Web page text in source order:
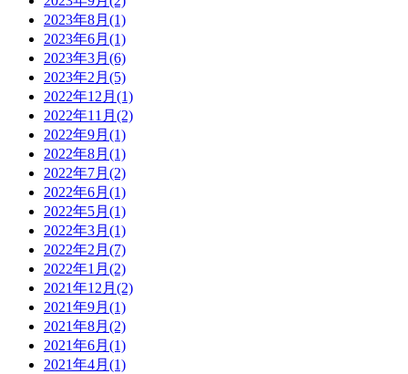
2023年8月 (1)
2023年6月 (1)
2023年3月 (6)
2023年2月 (5)
2022年12月 (1)
2022年11月 (2)
2022年9月 (1)
2022年8月 (1)
2022年7月 (2)
2022年6月 (1)
2022年5月 (1)
2022年3月 (1)
2022年2月 (7)
2022年1月 (2)
2021年12月 (2)
2021年9月 (1)
2021年8月 (2)
2021年6月 (1)
2021年4月 (1)